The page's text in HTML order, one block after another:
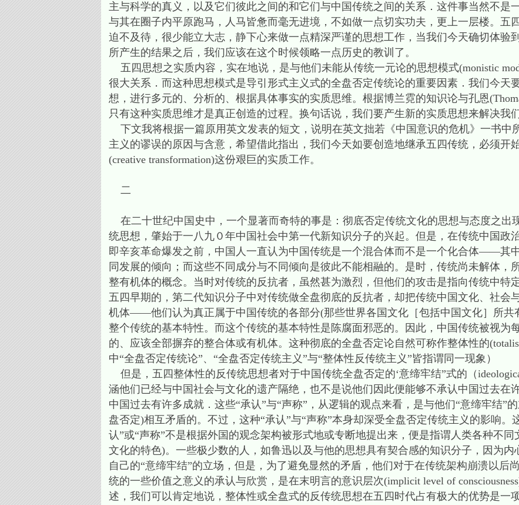
主与科学的真义，以及它们彼此之间的和它们与中国传统之间的关系．这件事当然不是
与其在圈子内平原跑马，人马皆惫而毫无进境，不如做一点切实功夫，更上一层楼。五
迫不及待，很少能立大志，静下心来做一点精深严谨的思想工作，当我们今天确切体验
所产生的结果之后，我们应该在这个时候领略一点历史的教训了。
五四思想之实质内容，实在地说，是与他们未能从传统一元论的思想模式(monistic
很大关系．而这种思想模式是导引形式主义式的全盘否定传统论的重要因素．我们今天
想，进行多元的、分析的、根据具体事实的实质思维。根据博兰霓的知识论与孔恩
只有这种实质思维才是真正创造的过程。换句话说，我们要产生新的实质思想来解决我
下文我将根据一篇原用英文发表的短文，说明在英文拙若《中国意识的危机》一书中
主义的谬误的原因与含意，希望借此指出，我们今天如要创造地继承五四传统，必须开
(creative transformation)这份艰巨的实质工作。
二
在二十世纪中国史中，一个显著而奇特的事是：彻底否定传统文化的思想与态度之出
统思想，肇始于一八九０年中国社会中第一代新知识分子的兴起。但是，在传统中国政
即辛亥革命爆发之前，中国人一直认为中国传统是一个混合体而不是一个化合体——其
同发展的倾向；而这些不同成分与不同倾向是彼此不能相融的。是时，传统尚未解体，
整有机体的概念。当时对传统的反抗者，虽然甚为激烈，但他们的攻击是指向传统中特
五四早期的，第二代知识分子中对传统做全盘彻底的反抗者，却把传统中国文化、社会
机体——他们认为真正属于中国传统的各部分(那些世界各国文化［包括中国文化］所共
整个传统的基本特性。而这个传统的基本特性是陈腐面邪恶的。因此，中国传统被视为
的、应该全部摒弃的整合体或有机体。这种彻底的全盘否定论自然可称作整体性的
中“全盘否定传统论”、“全盘否定传统主义”与“整体性反传统主义”皆指谓同一现象）
但是，五四整体性的反传统思想者对于中国传统全盘否定的‘意缔牢结”式的（
涵他们已经与中国社会与文化的遗产隔绝，也不是说他们因此便能够不承认中国过去在
中国过去有许多成就．这些“承认”与“声称”，从逻辑的观点来看，是与他们“意缔牢结”
盘否定)相互矛盾的。不过，这种“承认”与“声称”本身却深受全盘否定传统主义的影响。
认”或“声称”不是根据外国的观念架构被形式地或专断地提出来，便是指谓人类各种不同
文化的特色)。一些极少数的人，如鲁迅以及与他的思想具有契合感的知识分子，因为
自己的“意缔牢结”的立场，但是，为了避免显然的矛盾，他们对于在传统架构崩溃以后
统的一些价值之意义的承认与欣赏，是在末明言的意识层次(implicit level of
述，我们可以肯定地说，整体性或全盘式的反传统思想在五四时代占有极大的优势是一